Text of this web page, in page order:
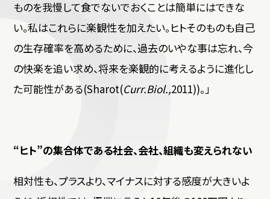
ものを我慢して食でないでおくことは簡単にはできな
い。私はこれらに楽観性を加えたい。ヒトそのものも自己
の生存確率を高めるために、過去のいやな事は忘れ、今
の快楽を追い求め、将来を楽観的に考えるように進化し
た可能性がある(Sharot(Curr.Biol.,2011))。」
“ヒト”の集合体である社会、会社、組織も変えられない
相対性も、プラスより、マイナスに対する感度が大きいよ